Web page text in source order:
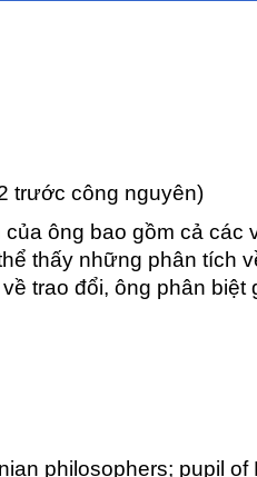
trước công nguyên)
ông bao gồm cả các
thấy những phân tích
trao đổi, ông phân biệt
philosophers; pupil of